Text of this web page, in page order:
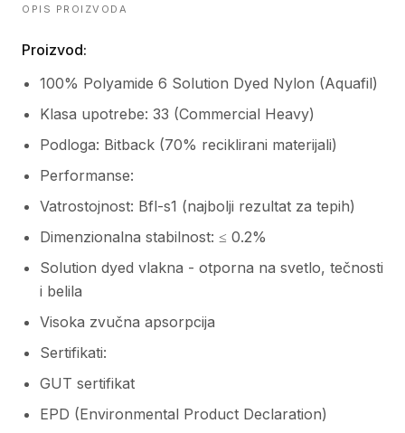
OPIS PROIZVODA
Proizvod:
100% Polyamide 6 Solution Dyed Nylon (Aquafil)
Klasa upotrebe: 33 (Commercial Heavy)
Podloga: Bitback (70% reciklirani materijali)
Performanse:
Vatrostojnost: Bfl-s1 (najbolji rezultat za tepih)
Dimenzionalna stabilnost: ≤ 0.2%
Solution dyed vlakna - otporna na svetlo, tečnosti
i belila
Visoka zvučna apsorpcija
Sertifikati:
GUT sertifikat
EPD (Environmental Product Declaration)